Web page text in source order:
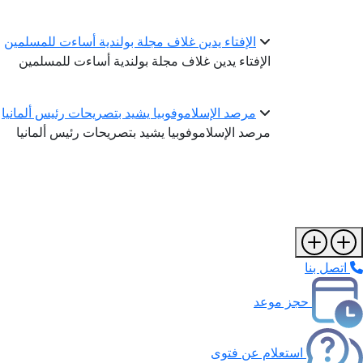
الإفتاء يدين غلاف مجلة بولندية أساءت للمسلمين
الإفتاء يدين غلاف مجلة بولندية أساءت للمسلمين
مرصد الإسلاموفوبيا يشيد بتصريحات رئيس ألمانيا
مرصد الإسلاموفوبيا يشيد بتصريحات رئيس ألمانيا
اتصل بنا
حجز موعد
استعلام عن فتوى